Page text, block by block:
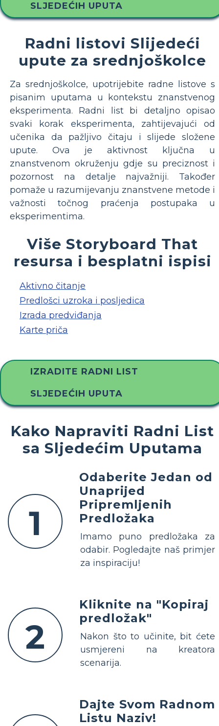
SLJEDEĆIH UPUTA
Radni listovi Slijedeći
upute za srednjoškolce
Za srednjoškolce, upotrijebite radne listove s
pisanim uputama u kontekstu znanstvenog
eksperimenta. Radni list bi detaljno opisao
svaki korak eksperimenta, zahtijevajući od
učenika da pažljivo čitaju i slijede složene
upute. Ova je aktivnost ključna u
znanstvenom okruženju gdje su preciznost i
pozornost na detalje najvažniji. Također
pomaže u razumijevanju znanstvene metode i
važnosti točnog praćenja postupaka u
eksperimentima.
Više Storyboard That
resursa i besplatni ispisi
Aktivno čitanje
Predlošci uzroka i posljedica
Izrada predviđanja
Karte priča
IZRADITE RADNI LIST
SLJEDEĆIH UPUTA
Kako Napraviti Radni List
sa Sljedećim Uputama
1
Odaberite Jedan od
Unaprijed
Pripremljenih
Predložaka
Imamo puno predložaka za
odabir. Pogledajte naš primjer
za inspiraciju!
2
Kliknite na "Kopiraj
predložak"
Nakon što to učinite, bit ćete
usmjereni na kreatora
scenarija.
Dajte Svom Radnom
Listu Naziv!